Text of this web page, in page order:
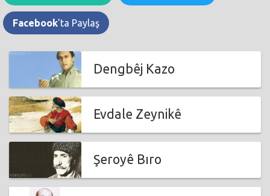
Facebook'ta Paylaş
Dengbêj Kazo
Evdale Zeynikê
Şeroyê Bıro